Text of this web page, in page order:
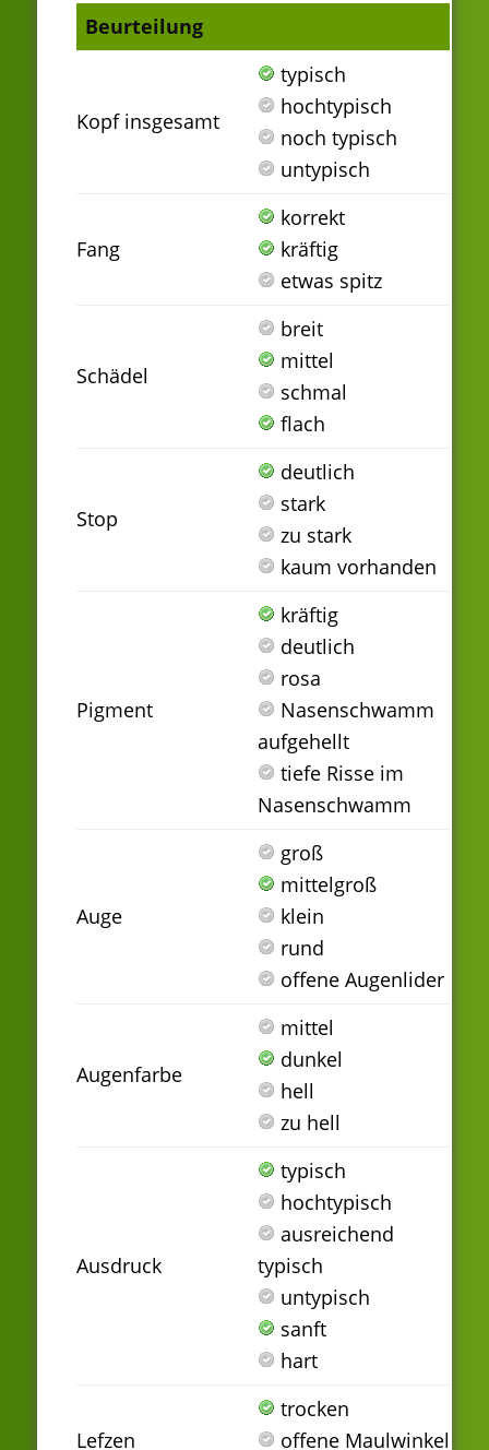
Beurteilung
Kopf insgesamt
typisch
hochtypisch
noch typisch
untypisch
Fang
korrekt
kräftig
etwas spitz
Schädel
breit
mittel
schmal
flach
Stop
deutlich
stark
zu stark
kaum vorhanden
Pigment
kräftig
deutlich
rosa
Nasenschwamm
aufgehellt
tiefe Risse im
Nasenschwamm
Auge
groß
mittelgroß
klein
rund
offene Augenlider
Augenfarbe
mittel
dunkel
hell
zu hell
Ausdruck
typisch
hochtypisch
ausreichend
typisch
untypisch
sanft
hart
Lefzen
trocken
offene Maulwinkel